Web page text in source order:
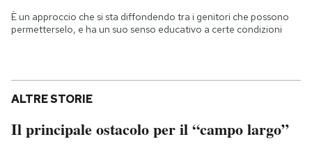
È un approccio che si sta diffondendo tra i genitori che possono
permetterselo, e ha un suo senso educativo a certe condizioni
ALTRE STORIE
Il principale ostacolo per il “campo largo”